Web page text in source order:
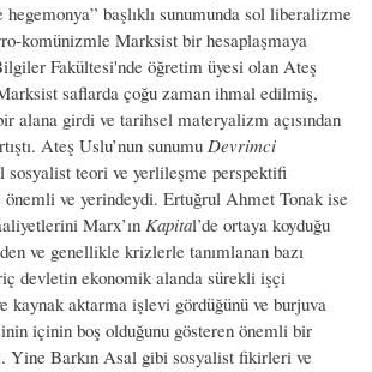
başlıklı sunumunda sol liberalizme
komünizmle Marksist bir hesaplaşmaya
Fakültesi'nde öğretim üyesi olan Ateş
saflarda çoğu zaman ihmal edilmiş,
alana girdi ve tarihsel materyalizm açısından
Ateş Uslu’nun sunumu Devrimci
sosyalist teori ve yerlileşme perspektifi
önemli ve yerindeydi. Ertuğrul Ahmet Tonak ise
Marx’ın Kapital’de ortaya koyduğu
ve genellikle krizlerle tanımlanan bazı
devletin ekonomik alanda sürekli işçi
kaynak aktarma işlevi gördüğünü ve burjuva
içinin boş olduğunu gösteren önemli bir
Yine Barkın Asal gibi sosyalist fikirleri ve